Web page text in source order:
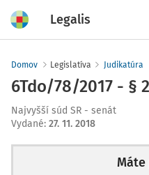
Legalis
Domov Legislatíva Judikatúra
6Tdo/78/2017 - §
Najvyšší súd SR - senát
Vydané: 27. 11. 2018